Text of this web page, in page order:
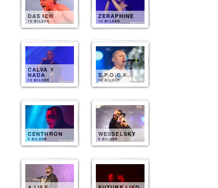
DAS ICH
10 BILDER
ZERAPHINE
10 BILDER
CALVA Y
NADA
10 BILDER
S.P.O.C.K
10 BILDER
CENTHRON
9 BILDER
WESSELSKY
9 BILDER